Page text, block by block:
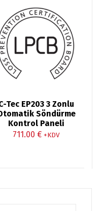
Tec EP203 3 Zonlu
Söndürme
Kontrol Paneli
711.00 € +KDV